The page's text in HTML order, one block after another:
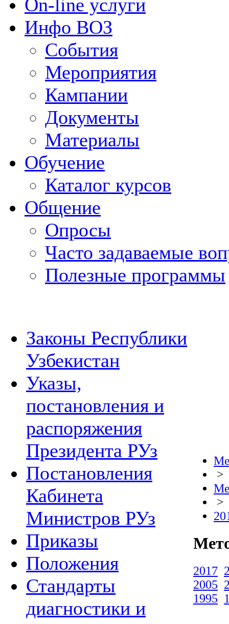
On-line услуги
Инфо ВОЗ
События
Мероприятия
Кампании
Документы
Материалы
Обучение
Каталог курсов
Общение
Опросы
Часто задаваемые
Полезные программы
Законы Республики
Узбекистан
Указы,
постановления и
распоряжения
Президента РУз
Постановления
Кабинета
Министров РУз
Приказы
Положения
Стандарты
диагностики и
>
>
2017
2005
1995